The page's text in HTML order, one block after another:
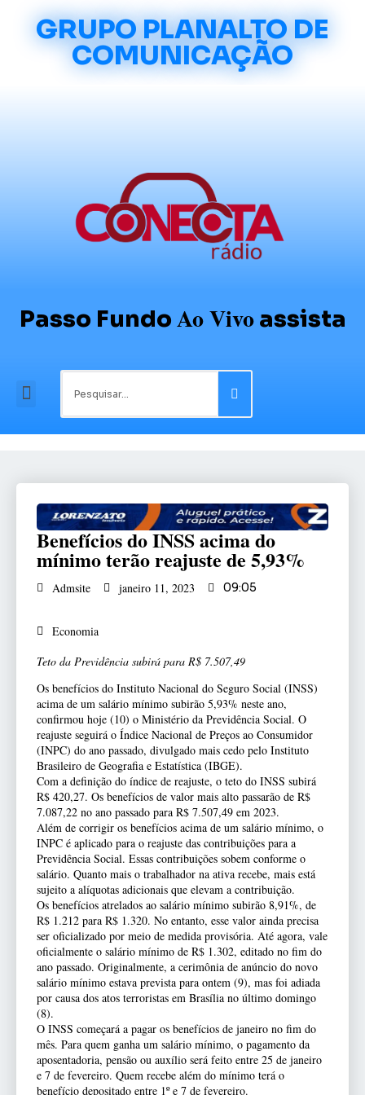
GRUPO PLANALTO DE
COMUNICAÇÃO
Passo Fundo Ao Vivo assista
Benefícios do INSS acima do
mínimo terão reajuste de 5,93%
Admsite janeiro 11, 2023 09:05
Economia
Teto da Previdência subirá para R$ 7.507,49
Os benefícios do Instituto Nacional do Seguro Social (INSS)
acima de um salário mínimo subirão 5,93% neste ano,
confirmou hoje (10) o Ministério da Previdência Social. O
reajuste seguirá o Índice Nacional de Preços ao Consumidor
(INPC) do ano passado, divulgado mais cedo pelo Instituto
Brasileiro de Geografia e Estatística (IBGE).
Com a definição do índice de reajuste, o teto do INSS subirá
R$ 420,27. Os benefícios de valor mais alto passarão de R$
7.087,22 no ano passado para R$ 7.507,49 em 2023.
Além de corrigir os benefícios acima de um salário mínimo, o
INPC é aplicado para o reajuste das contribuições para a
Previdência Social. Essas contribuições sobem conforme o
salário. Quanto mais o trabalhador na ativa recebe, mais está
sujeito a alíquotas adicionais que elevam a contribuição.
Os benefícios atrelados ao salário mínimo subirão 8,91%, de
R$ 1.212 para R$ 1.320. No entanto, esse valor ainda precisa
ser oficializado por meio de medida provisória. Até agora, vale
oficialmente o salário mínimo de R$ 1.302, editado no fim do
ano passado. Originalmente, a cerimônia de anúncio do novo
salário mínimo estava prevista para ontem (9), mas foi adiada
por causa dos atos terroristas em Brasília no último domingo
(8).
O INSS começará a pagar os benefícios de janeiro no fim do
mês. Para quem ganha um salário mínimo, o pagamento da
aposentadoria, pensão ou auxílio será feito entre 25 de janeiro
e 7 de fevereiro. Quem recebe além do mínimo terá o
benefício depositado entre 1º e 7 de fevereiro.